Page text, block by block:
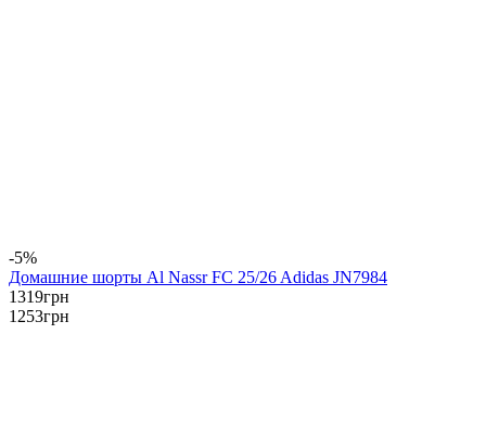
-5%
Домашние шорты Al Nassr FC 25/26 Adidas JN7984
1319грн
1253грн